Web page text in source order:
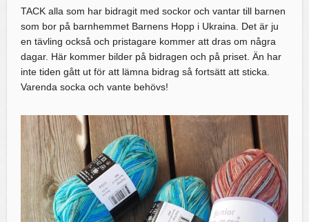
TACK alla som har bidragit med sockor och vantar till barnen
som bor på barnhemmet Barnens Hopp i Ukraina. Det är ju
en tävling också och pristagare kommer att dras om några
dagar. Här kommer bilder på bidragen och på priset. Än har
inte tiden gått ut för att lämna bidrag så fortsätt att sticka.
Varenda socka och vante behövs!